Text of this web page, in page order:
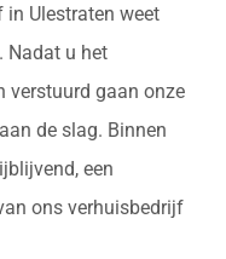
Ulestraten weet
Nadat u het
verstuurd gaan onze
de slag. Binnen
een
ons verhuisbedrijf